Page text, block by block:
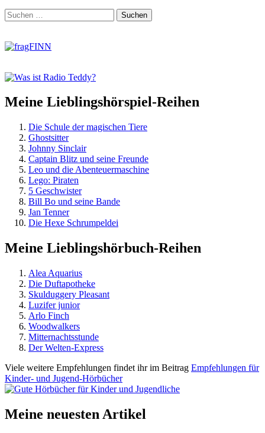
Zum
Footer
Suchen
nach:
Meine Lieblingshörspiel-Reihen
Die Schule der magischen Tiere
Ghostsitter
Johnny Sinclair
Captain Blitz und seine Freunde
Leo und die Abenteuermaschine
Lego: Piraten
5 Geschwister
Bill Bo und seine Bande
Jan Tenner
Die Hexe Schrumpeldei
Meine Lieblingshörbuch-Reihen
Alea Aquarius
Die Duftapotheke
Skulduggery Pleasant
Luzifer junior
Arlo Finch
Woodwalkers
Mitternachtsstunde
Der Welten-Express
Viele weitere Empfehlungen findet ihr im Beitrag Empfehlungen für
Kinder- und Jugend-Hörbücher
Meine neuesten Artikel